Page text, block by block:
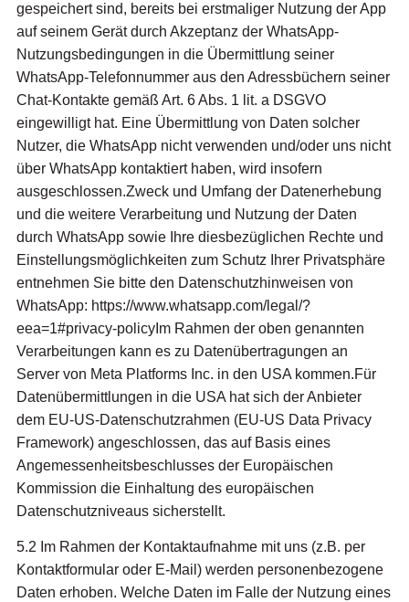
gespeichert sind, bereits bei erstmaliger Nutzung der App
auf seinem Gerät durch Akzeptanz der WhatsApp-
Nutzungsbedingungen in die Übermittlung seiner
WhatsApp-Telefonnummer aus den Adressbüchern seiner
Chat-Kontakte gemäß Art. 6 Abs. 1 lit. a DSGVO
eingewilligt hat. Eine Übermittlung von Daten solcher
Nutzer, die WhatsApp nicht verwenden und/oder uns nicht
über WhatsApp kontaktiert haben, wird insofern
ausgeschlossen.Zweck und Umfang der Datenerhebung
und die weitere Verarbeitung und Nutzung der Daten
durch WhatsApp sowie Ihre diesbezüglichen Rechte und
Einstellungsmöglichkeiten zum Schutz Ihrer Privatsphäre
entnehmen Sie bitte den Datenschutzhinweisen von
WhatsApp: https://www.whatsapp.com/legal/?
eea=1#privacy-policyIm Rahmen der oben genannten
Verarbeitungen kann es zu Datenübertragungen an
Server von Meta Platforms Inc. in den USA kommen.Für
Datenübermittlungen in die USA hat sich der Anbieter
dem EU-US-Datenschutzrahmen (EU-US Data Privacy
Framework) angeschlossen, das auf Basis eines
Angemessenheitsbeschlusses der Europäischen
Kommission die Einhaltung des europäischen
Datenschutzniveaus sicherstellt.
5.2 Im Rahmen der Kontaktaufnahme mit uns (z.B. per
Kontaktformular oder E-Mail) werden personenbezogene
Daten erhoben. Welche Daten im Falle der Nutzung eines